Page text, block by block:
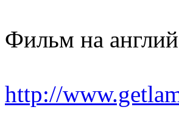
Фильм на
http://